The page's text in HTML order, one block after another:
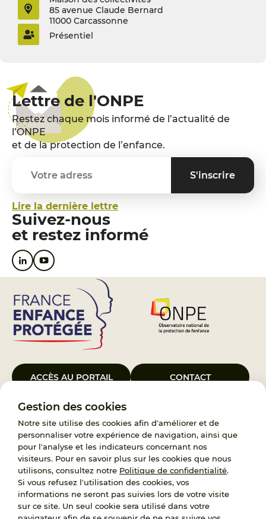
Gestion des cookies
Notre site utilise des cookies afin d'améliorer et de
personnaliser votre expérience de navigation, ainsi que
pour l'analyse et les indicateurs concernant nos
visiteurs. Pour en savoir plus sur les cookies que nous
utilisons, consultez notre Politique de confidentialité.
Si vous refusez l'utilisation des cookies, vos
informations ne seront pas suivies lors de votre visite
sur ce site. Un seul cookie sera utilisé dans votre
85 avenue Claude Bernard
11000 Carcassonne
Présentiel
Lettre de l'ONPE
Restez chaque mois informé de l’actualité de
l’ONPE
et de la protection de l’enfance.
Lire la dernière lettre
Suivez-nous
et restez informé
ACCÈS AU PORTAIL CONTACT
Le Groupement d’Intérêt Public France Enfance Protégée, créé le 5
janvier 2023, a pour objet d’assurer les missions de service public du
119, d’accompagnement des adoptants et de traitement des
demandes d’accès aux origines personnelles. France Enfance
Protégée est également un observatoire et une ressource pour
l’ensemble des professionnels, ainsi qu’un appui à l’élaboration de la
politique publique à travers le soutien à l’activité des conseils
nationaux.